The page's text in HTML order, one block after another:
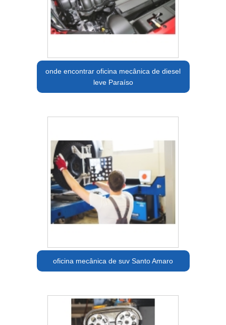
onde encontrar oficina mecânica de diesel
leve Paraíso
oficina mecânica de suv Santo Amaro